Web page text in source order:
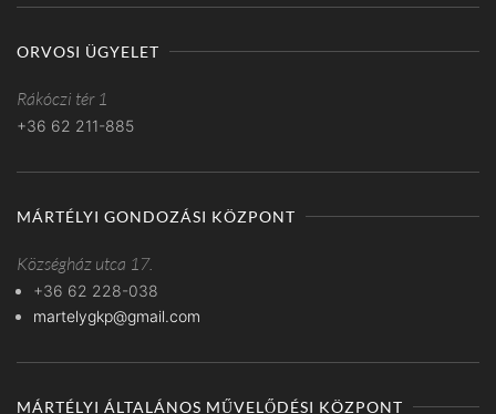
ORVOSI ÜGYELET
Rákóczi tér 1
+36 62 211-885
MÁRTÉLYI GONDOZÁSI KÖZPONT
Községház utca 17.
+36 62 228-038
martelygkp@gmail.com
MÁRTÉLYI ÁLTALÁNOS MŰVELŐDÉSI KÖZPONT